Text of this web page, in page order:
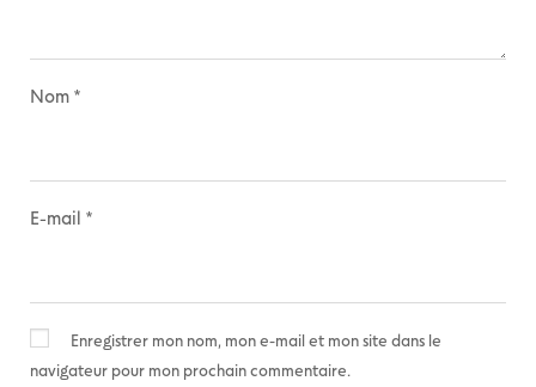
Nom*
E-mail *
Enregistrer mon nom, mon e-mail et mon site dans le
navigateur pour mon prochain commentaire.